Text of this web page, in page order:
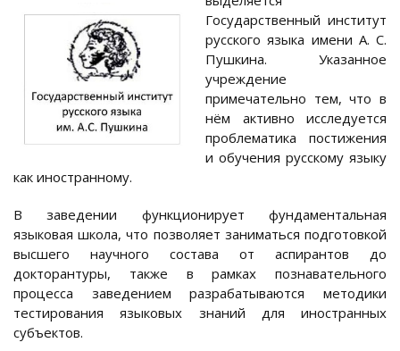
Государственный институт
русского языка имени А. С.
Пушкина. Указанное
учреждение
примечательно тем, что в
нём активно исследуется
проблематика постижения
и обучения русскому языку
как иностранному.
В заведении функционирует фундаментальная
языковая школа, что позволяет заниматься подготовкой
высшего научного состава от аспирантов до
докторантуры, также в рамках познавательного
процесса заведением разрабатываются методики
тестирования языковых знаний для иностранных
субъектов.